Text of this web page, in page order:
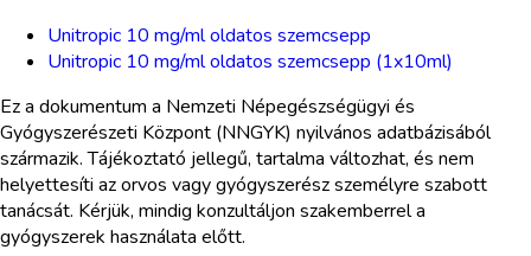
Unitropic 10 mg/ml oldatos szemcsepp
Unitropic 10 mg/ml oldatos szemcsepp (1x10ml)
Ez a dokumentum a Nemzeti Népegészségügyi és
Gyógyszerészeti Központ (NNGYK) nyilvános adatbázisából
származik. Tájékoztató jellegű, tartalma változhat, és nem
helyettesíti az orvos vagy gyógyszerész személyre szabott
tanácsát. Kérjük, mindig konzultáljon szakemberrel a
gyógyszerek használata előtt.